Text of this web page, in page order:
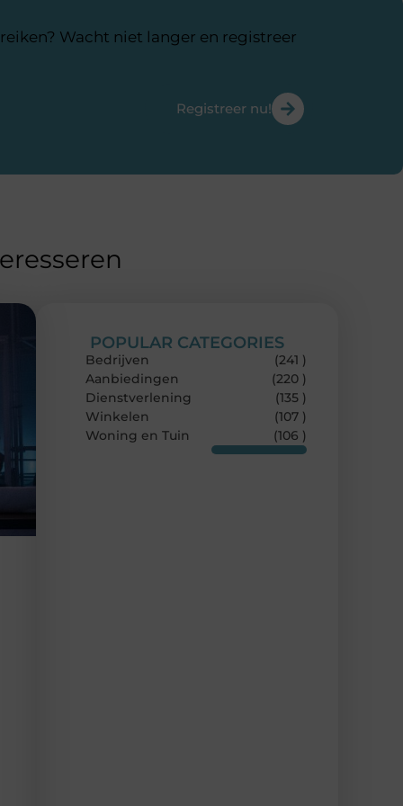
Wacht niet langer en registreer
Registreer nu!
POPULAR CATEGORIES
Bedrijven
(241 )
Aanbiedingen
(220 )
Dienstverlening
(135 )
Winkelen
(107 )
Woning en Tuin
(106 )